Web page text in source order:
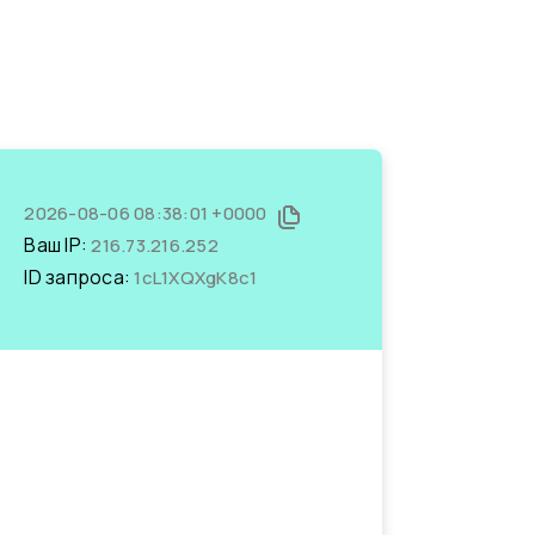
2026-08-06 08:38:01 +0000
Ваш IP:216.73.216.252
ID запроса:1cL1XQXgK8c1